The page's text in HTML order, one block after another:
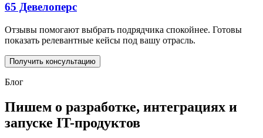
65 Девелоперс
Отзывы помогают выбрать подрядчика спокойнее. Готовы
показать релевантные кейсы под вашу отрасль.
Получить консультацию
Блог
Пишем о разработке, интеграциях и
запуске IT-продуктов